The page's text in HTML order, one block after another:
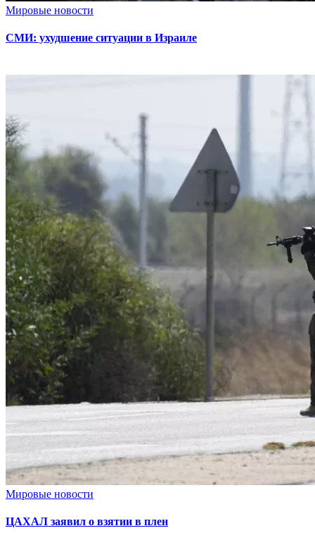
Мировые новости
СМИ: ухудшение ситуации в Израиле
Мировые новости
ЦАХАЛ заявил о взятии в плен